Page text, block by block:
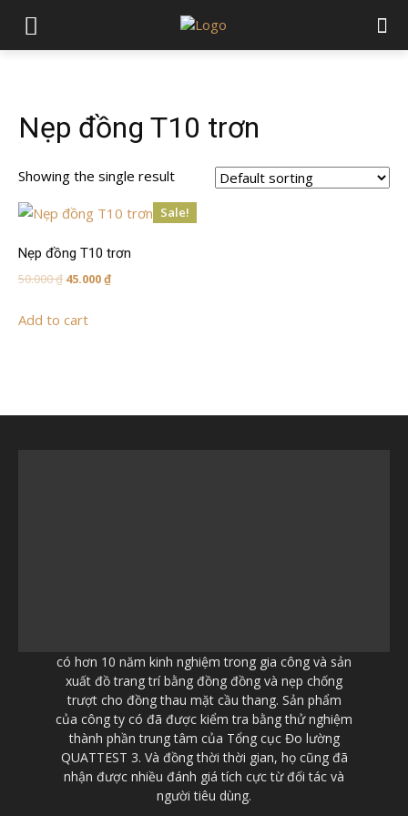
Nẹp đồng T10 trơn
Showing the single result
Sale!
Nẹp đồng T10 trơn
50.000₫ Original
was:
45.000₫Current
Add to cart
có hơn 10 năm kinh nghiệm trong gia công và sản
xuất đồ trang trí bằng đồng đồng và nẹp chống
trượt cho đồng thau mặt cầu thang. Sản phẩm
của công ty có đã được kiểm tra bằng thử nghiệm
thành phần trung tâm của Tổng cục Đo lường
QUATTEST 3. Và đồng thời thời gian, họ cũng đã
nhận được nhiều đánh giá tích cực từ đối tác và
người tiêu dùng.